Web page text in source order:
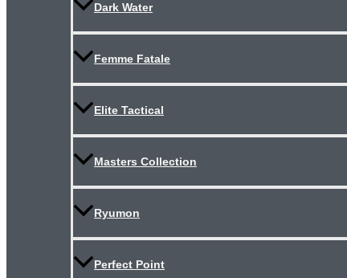
Dark Water
Femme Fatale
Elite Tactical
Masters Collection
Ryumon
Perfect Point